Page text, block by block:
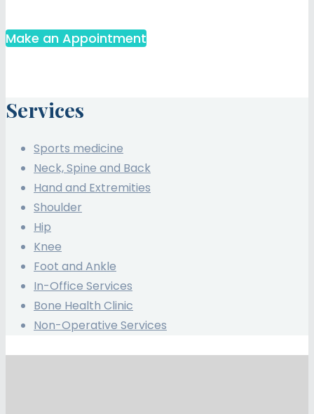
Make an Appointment
Services
Sports medicine
Neck, Spine and Back
Hand and Extremities
Shoulder
Hip
Knee
Foot and Ankle
In-Office Services
Bone Health Clinic
Non-Operative Services